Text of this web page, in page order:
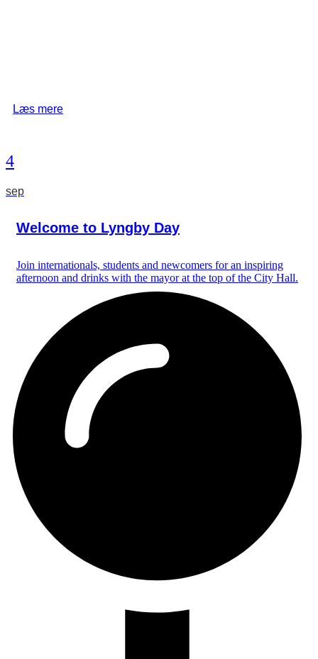
Læs mere
4
sep
Welcome to Lyngby Day
Join internationals, students and newcomers for an inspiring
afternoon and drinks with the mayor at the top of the City Hall.